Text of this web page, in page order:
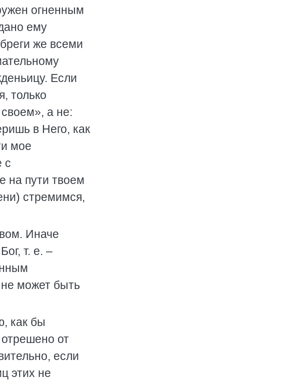
огненным
ему
же всеми
Если
только
а не:
в Него, как
мое
с
на пути твоем
стремимся,
Иначе
т. е. –
может быть
как бы
от
если
этих не